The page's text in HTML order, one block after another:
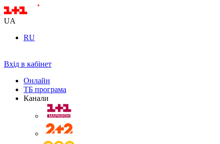
UA
RU
Вхід в кабінет
Онлайн
ТБ програма
Канали